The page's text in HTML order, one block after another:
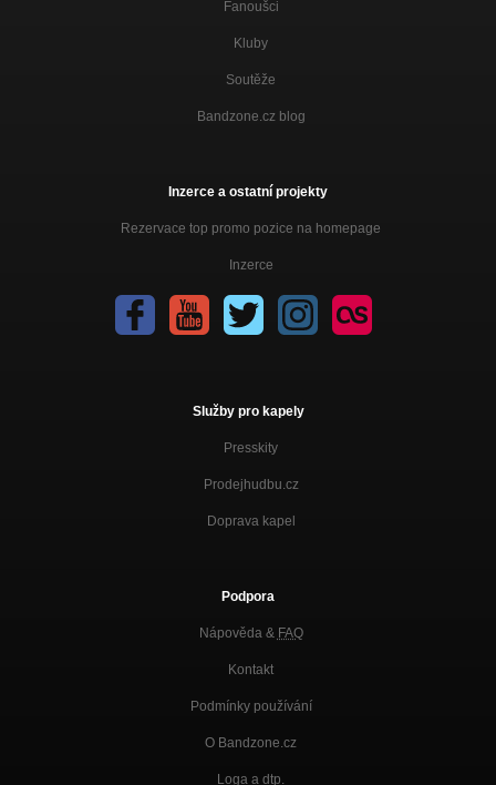
Fanoušci
Kluby
Soutěže
Bandzone.cz blog
Inzerce a ostatní projekty
Rezervace top promo pozice na homepage
Inzerce
Služby pro kapely
Presskity
Prodejhudbu.cz
Doprava kapel
Podpora
Nápověda & FAQ
Kontakt
Podmínky používání
O Bandzone.cz
Loga a dtp.